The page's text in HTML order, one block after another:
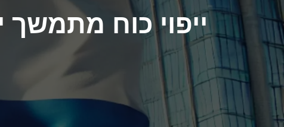
ייפוי כוח